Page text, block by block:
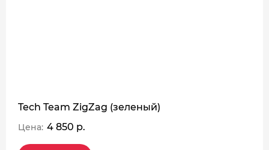
Tech Team ZigZag (зеленый)
Цена: 4 850 р.